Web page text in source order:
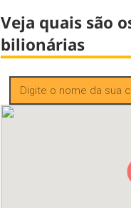
Veja quais são
bilionárias